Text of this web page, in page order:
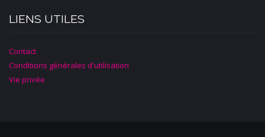
LIENS UTILES
Contact
Conditions générales d'utilisation
Vie privée